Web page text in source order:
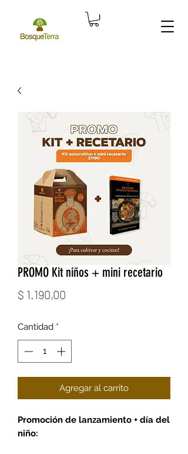
PROMO Kit niños + mini recetario
$ 1.190,00
Cantidad *
Agregar al carrito
Promoción de lanzamiento + día del
niño: